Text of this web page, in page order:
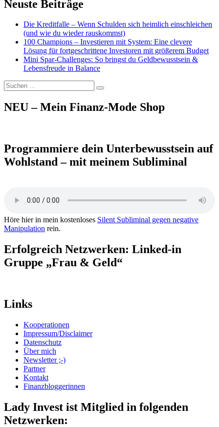
Neuste Beiträge
Die Kreditfalle – Wenn Schulden sich heimlich einschleichen
(und wie du wieder rauskommst)
100 Champions – Investieren mit System: Eine clevere
Lösung für fortgeschrittene Investoren mit größerem Budget
Mini Spar-Challenges: So bringst du Geldbewusstsein &
Lebensfreude in Balance
Suchen
nach:
Suchen
NEU – Mein Finanz-Mode Shop
Programmiere dein Unterbewusstsein auf
Wohlstand – mit meinem Subliminal
Höre hier in mein kostenloses Silent Subliminal gegen negative
Manipulation rein.
Erfolgreich Netzwerken: Linked-in
Gruppe „Frau & Geld“
Links
Kooperationen
Impressum/Disclaimer
Datenschutz
Über mich
Newsletter ;-)
Partner
Kontakt
Finanzbloggerinnen
Lady Invest ist Mitglied in folgenden
Netzwerken: